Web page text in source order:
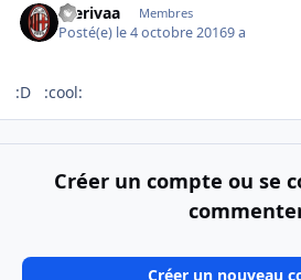
merivaa Membres
Posté(e) le 4 octobre 20169 a
:D :cool:
Créer un compte ou se
Créer un nouveau